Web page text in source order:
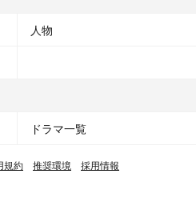
人物
ドラマ一覧
規約 推奨環境 採用情報